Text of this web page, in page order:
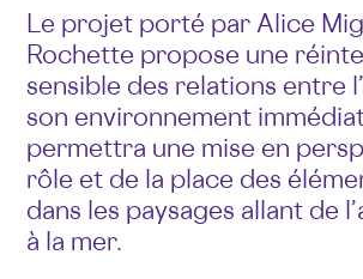
Le projet porté par Alice
Rochette propose une
sensible des relations entre
son environnement
permettra une mise en
rôle et de la place des
dans les paysages allant de
à la mer.